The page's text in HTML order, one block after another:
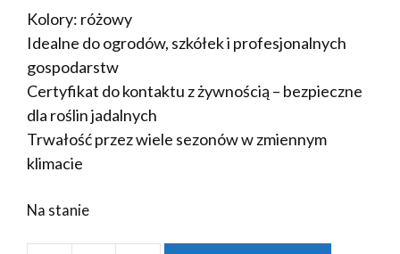
Kolory: różowy
Idealne do ogrodów, szkółek i profesjonalnych
gospodarstw
Certyfikat do kontaktu z żywnością – bezpieczne
dla roślin jadalnych
Trwałość przez wiele sezonów w zmiennym
klimacie
Na stanie